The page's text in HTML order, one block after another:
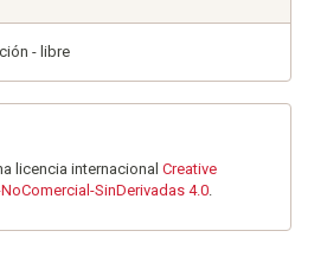
- libre
licencia internacional Creative
SinDerivadas 4.0.